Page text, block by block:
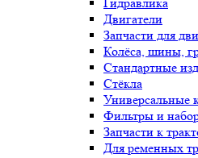
Двигатели
Запчасти для
Колёса, шины,
Стандартные
Стёкла
Универсальные
Фильтры и
Запчасти к
Для ременных